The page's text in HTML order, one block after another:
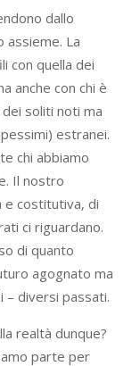
dallo
assieme. La
con quella dei
anche con chi è
soliti noti ma
estranei.
chi abbiamo
Il nostro
e costitutiva, di
ci riguardano.
di quanto
agognato ma
diversi passati.
realtà dunque?
parte per